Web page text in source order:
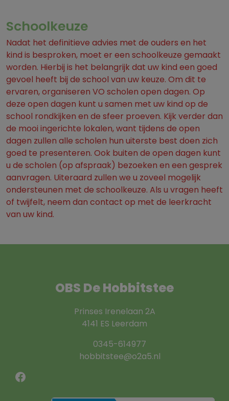
Schoolkeuze
Nadat het definitieve advies met de ouders en het
kind is besproken, moet er een schoolkeuze gemaakt
worden. Hierbij is het belangrijk dat uw kind een goed
gevoel heeft bij de school van uw keuze. Om dit te
ervaren, organiseren VO scholen open dagen. Op
deze open dagen kunt u samen met uw kind op de
school rondkijken en de sfeer proeven. Kijk verder dan
de mooi ingerichte lokalen, want tijdens de open
dagen zullen alle scholen hun uiterste best doen zich
goed te presenteren. Ook buiten de open dagen kunt
u de scholen (op afspraak) bezoeken en een gesprek
aanvragen. Uiteraard zullen we u zoveel mogelijk
ondersteunen met de schoolkeuze. Als u vragen heeft
of twijfelt, neem dan contact op met de leerkracht
van uw kind.
OBS De Hobbitstee
Prinses Irenelaan 2A
4141 ES Leerdam
0345-614977
hobbitstee@o2a5.nl
Facebook